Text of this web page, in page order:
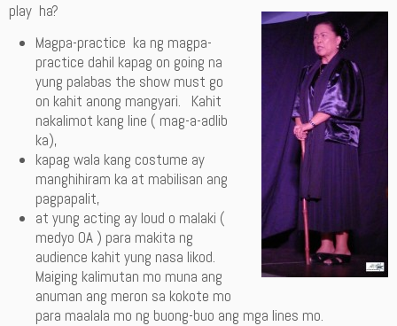
play ha?
Magpa-practice ka ng magpa-
practice dahil kapag on going na
yung palabas the show must go
on kahit anong mangyari. Kahit
nakalimot kang line ( mag-a-adlib
ka),
kapag wala kang costume ay
manghihiram ka at mabilisan ang
pagpapalit,
at yung acting ay loud o malaki (
medyo OA ) para makita ng
audience kahit yung nasa likod.
Maiging kalimutan mo muna ang
anuman ang meron sa kokote mo
para maalala mo ng buong-buo ang mga lines mo.